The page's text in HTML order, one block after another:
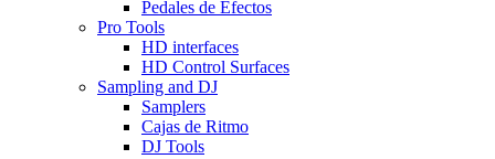
Pedales de Efectos
Pro Tools
HD interfaces
HD Control Surfaces
Sampling and DJ
Samplers
Cajas de Ritmo
DJ Tools